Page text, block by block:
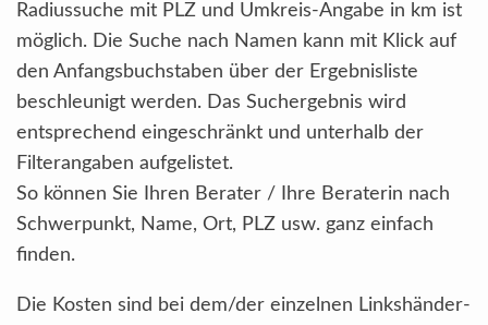
Radiussuche mit PLZ und Umkreis-Angabe in km ist
möglich. Die Suche nach Namen kann mit Klick auf
den Anfangsbuchstaben über der Ergebnisliste
beschleunigt werden. Das Suchergebnis wird
entsprechend eingeschränkt und unterhalb der
Filterangaben aufgelistet.
So können Sie Ihren Berater / Ihre Beraterin nach
Schwerpunkt, Name, Ort, PLZ usw. ganz einfach
finden.
Die Kosten sind bei dem/der einzelnen Linkshänder-